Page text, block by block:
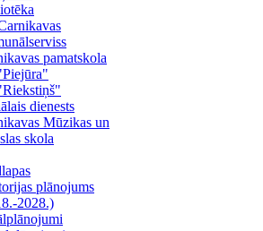
pamatskola
dienests
Mūzikas un
skola
plānojums
2028.)